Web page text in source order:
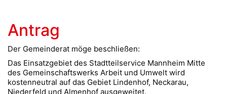
Antrag
Der Gemeinderat möge beschließen:
Das Einsatzgebiet des Stadtteilservice Mannheim Mitte
des Gemeinschaftswerks Arbeit und Umwelt wird
kostenneutral auf das Gebiet Lindenhof, Neckarau,
Niederfeld und Almenhof ausgeweitet.